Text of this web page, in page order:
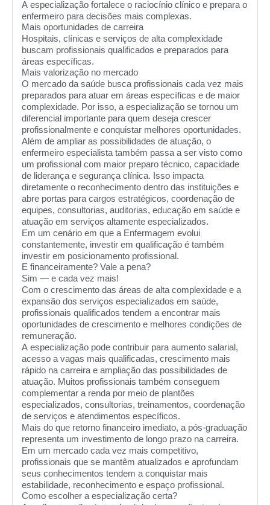
A especialização fortalece o raciocínio clínico e prepara o
enfermeiro para decisões mais complexas.
Mais oportunidades de carreira
Hospitais, clínicas e serviços de alta complexidade
buscam profissionais qualificados e preparados para
áreas específicas.
Mais valorização no mercado
O mercado da saúde busca profissionais cada vez mais
preparados para atuar em áreas específicas e de maior
complexidade. Por isso, a especialização se tornou um
diferencial importante para quem deseja crescer
profissionalmente e conquistar melhores oportunidades.
Além de ampliar as possibilidades de atuação, o
enfermeiro especialista também passa a ser visto como
um profissional com maior preparo técnico, capacidade
de liderança e segurança clínica. Isso impacta
diretamente o reconhecimento dentro das instituições e
abre portas para cargos estratégicos, coordenação de
equipes, consultorias, auditorias, educação em saúde e
atuação em serviços altamente especializados.
Em um cenário em que a Enfermagem evolui
constantemente, investir em qualificação é também
investir em posicionamento profissional.
E financeiramente? Vale a pena?
Sim — e cada vez mais!
Com o crescimento das áreas de alta complexidade e a
expansão dos serviços especializados em saúde,
profissionais qualificados tendem a encontrar mais
oportunidades de crescimento e melhores condições de
remuneração.
A especialização pode contribuir para aumento salarial,
acesso a vagas mais qualificadas, crescimento mais
rápido na carreira e ampliação das possibilidades de
atuação. Muitos profissionais também conseguem
complementar a renda por meio de plantões
especializados, consultorias, treinamentos, coordenação
de serviços e atendimentos específicos.
Mais do que retorno financeiro imediato, a pós-graduação
representa um investimento de longo prazo na carreira.
Em um mercado cada vez mais competitivo,
profissionais que se mantêm atualizados e aprofundam
seus conhecimentos tendem a conquistar mais
estabilidade, reconhecimento e espaço profissional.
Como escolher a especialização certa?